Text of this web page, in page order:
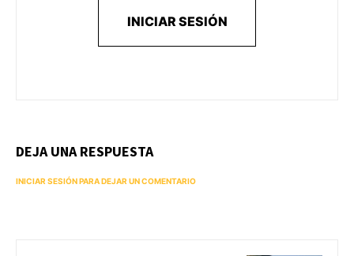
INICIAR SESIÓN
DEJA UNA RESPUESTA
INICIAR SESIÓN PARA DEJAR UN COMENTARIO